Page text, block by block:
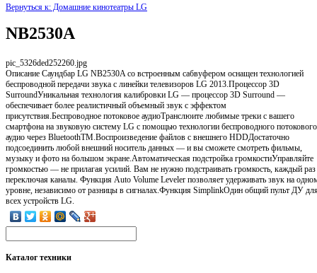
Вернуться к: Домашние кинотеатры LG
NB2530A
pic_5326ded252260.jpg
Описание Саундбар LG NB2530A со встроенным сабвуфером оснащен технологией
беспроводной передачи звука с линейки телевизоров LG 2013.Процессор 3D
SurroundУникальная технология калибровки LG — процессор 3D Surround —
обеспечивает более реалистичный объемный звук с эффектом
присутствия.Беспроводное потоковое аудиоТранслюите любимые треки с вашего
смартфона на звуковую систему LG с помощью технологии беспроводного потокового
аудио через BluetoothTM.Воспроизведение файлов с внешнего HDDДостаточно
подсоединить любой внешний носитель данных — и вы сможете смотреть фильмы,
музыку и фото на большом экране.Автоматическая подстройка громкостиУправляйте
громкостью — не прилагая усилий. Вам не нужно подстраивать громкость, каждый раз
переключая каналы. Функция Auto Volume Leveler позволяет удерживать звук на
уровне, независимо от разницы в сигналах.Функция SimplinkОдин общий пульт ДУ
всех устройств LG.
Каталогтехники